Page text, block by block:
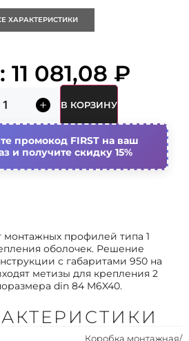
профилей типа 1
оболочек. Решение
с габаритами 950 на
метизы для крепления 2
din 84 M6X40.
ХАРАКТЕРИСТИКИ
11 081,08 ₽
В КОРЗИНУ
промокод FIRST на ваш
и получите скидку 15%
Коробка монтажная/